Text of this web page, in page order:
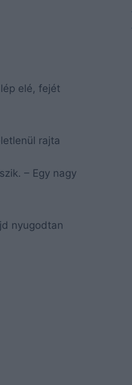
elé, fejét
rajta
– Egy nagy
nyugodtan